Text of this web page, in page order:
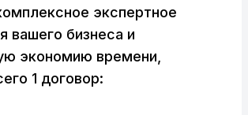
экспертное
вашего бизнеса и
экономию времени,
1 договор: